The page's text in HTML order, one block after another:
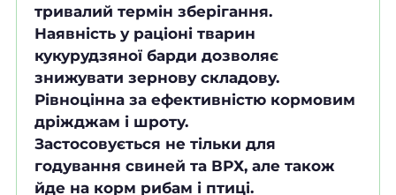
тривалий термін зберігання.
Наявність у раціоні тварин
кукурудзяної барди дозволяє
знижувати зернову складову.
Рівноцінна за ефективністю кормовим
дріжджам і шроту.
Застосовується не тільки для
годування свиней та ВРХ, але також
йде на корм рибам і птиці.